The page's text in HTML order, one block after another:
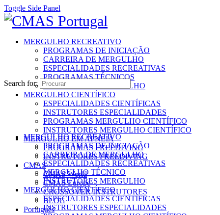
Toggle Side Panel
MERGULHO RECREATIVO
PROGRAMAS DE INICIAÇÃO
CARREIRA DE MERGULHO
ESPECIALIDADES RECREATIVAS
PROGRAMAS TÉCNICOS
INSTRUTORES MERGULHO
MERGULHO CIENTÍFICO
ESPECIALIDADES CIENTÍFICAS
INSTRUTORES ESPECIALIDADES
PROGRAMAS MERGULHO CIENTÍFICO
INSTRUTORES MERGULHO CIENTÍFICO
MERGULHO EM APNEIA
PROGRAMAS FREEDIVING
INSTRUTORES FREEDIVING
CMAS
CMAS World
CMAS Europe
CROSSOVER INSTRUTORES
BLOG
Português
Search for:
MERGULHO RECREATIVO
PROGRAMAS DE INICIAÇÃO
CARREIRA DE MERGULHO
ESPECIALIDADES RECREATIVAS
MERGULHO TÉCNICO
INSTRUTORES MERGULHO
MERGULHO CIENTÍFICO
ESPECIALIDADES CIENTÍFICAS
INSTRUTORES ESPECIALIDADES